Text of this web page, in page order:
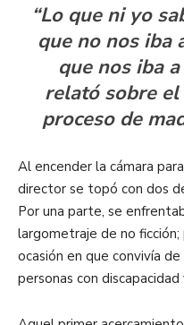
“Lo que ni yo
que no nos iba
que nos iba
relató sobre
proceso de
Al encender la cámara
director se topó con dos
Por una parte, se
largometraje de no
ocasión en que convivía
personas con discapacidad